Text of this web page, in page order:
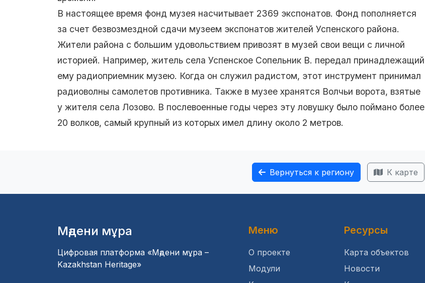
В настоящее время фонд музея насчитывает 2369 экспонатов. Фонд пополняется
за счет безвозмездной сдачи музеем экспонатов жителей Успенского района.
Жители района с большим удовольствием привозят в музей свои вещи с личной
историей. Например, житель села Успенское Сопельник В. передал принадлежащий
ему радиоприемник музею. Когда он служил радистом, этот инструмент принимал
радиоволны самолетов противника. Также в музее хранятся Волчьи ворота, взятые
у жителя села Лозово. В послевоенные годы через эту ловушку было поймано более
20 волков, самый крупный из которых имел длину около 2 метров.
Вернуться к региону К карте
Мәдени мұра
Цифровая платформа «Мәдени мұра –
Kazakhstan Heritage»
Меню
О проекте
Модули
Ресурсы
Карта объектов
Новости